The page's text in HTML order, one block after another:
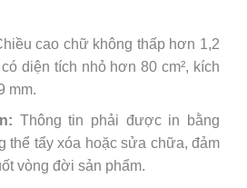
cao chữ không thấp hơn 1,2
diện tích nhỏ hơn 80 cm², kích
mm.
Thông tin phải được in bằng
thể tẩy xóa hoặc sửa chữa, đảm
vòng đời sản phẩm.